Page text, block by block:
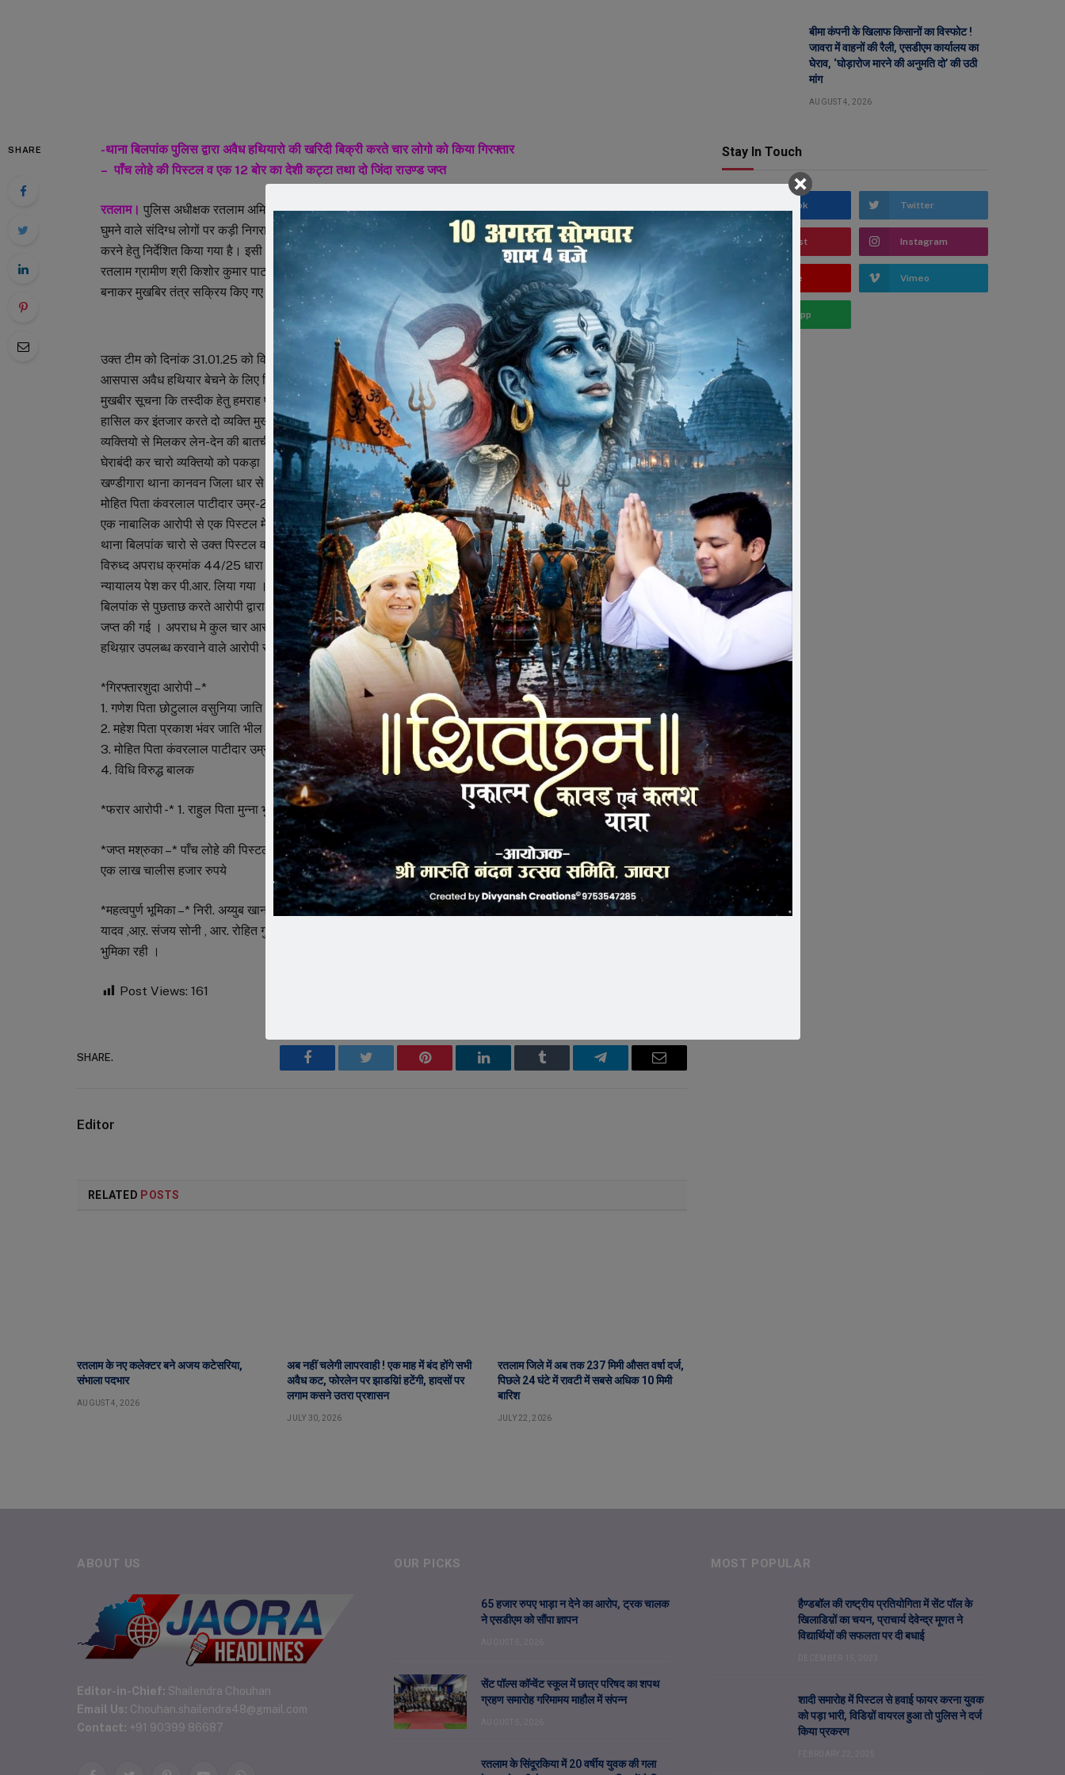
SHARE
-थाना बिलपांक पुलिस द्वारा अवैध हथियारो की खरिदी बिक्री करते चार लोगो को किया गिरफ्तार
– पाँच लोहे की पिस्टल व एक 12 बोर का देशी कट्टा तथा दो जिंदा राउण्ड जप्त
रतलाम। पुलिस अधीक्षक रतलाम अमित कुमार द्वारा जिले के सभी थाना प्रभारियों तथा बीट प्रभारियों को अवैध हथियारो लेकर
घुमने वाले संदिग्ध लोगों पर कड़ी निगरानी रखकर आसूचना प्राप्त करने और उनकी संलिप्तता पाए जानें पर कड़ी वैधानिक कार्यवाही
करने हेतु निर्देशित किया गया है। इसी तारतम्य में अतिरिक्त पुलिस अधीक्षक रतलाम श्री राकेश खाखा एवं अनुविभागीय अधिकारी
रतलाम ग्रामीण श्री किशोर कुमार पाटनवाला के मार्गदर्शन में बिलपांक थाना प्रभारी अय्युब खान के नेतृत्व में थाना बिलपांक की टीम
बनाकर मुखबिर तंत्र सक्रिय किए गए ।
उक्त टीम को दिनांक 31.01.25 को विश्वसनीय मुखबिर द्वारा सुचना मिली की कुछ बाहर के लड़के संदिग्ध होकर टोल नाका के
आसपास अवैध हथियार बेचने के लिए किसी का इंतजार कर रहे है । सुचना विश्वसनीय होने से टीम द्वारा टोल नाके के आसपास
मुखबीर सूचना कि तस्दीक हेतु हमराह फोर्स व पंचानो के मय प्राईवेट वाहन के रवाना होकर राजु का ढाबा पहुंचे । जहां पर छुपाव
हासिल कर इंतजार करते दो व्यक्ति मुखबीर द्वारा बताये हुलिये के पैदल-पैदल चलकर आते दिखे। जो वहां पर पहले से उपस्थित दो
व्यक्तियो से मिलकर लेन-देन की बातचीत कर एक दुसरे को कुछ देते दिखे । जिस पर हमराह फोर्स को टार्च की रोशनी से इशारा कर
घेराबंदी कर चारो व्यक्तियो को पकड़ा । सं तलाशी करते गणेश पिता छोटुलाल वसुनिया जाति भील उम्र-19 साल निवासी ग्राम
खण्डीगारा थाना कानवन जिला धार से एक पिस्टल मेग्जीन लगी हुई, एक देशी कट्टा व जिन्स की दाहिने जेब में दो जिंदा राउण्ड,
मोहित पिता कंवरलाल पाटीदार उम्र-24 साल निवासी ग्राम करवड़ थाना पेटलावद जिला झाबुआ से एक पिस्टल मेग्जीन लगी हुई,
एक नाबालिक आरोपी से एक पिस्टल मेग्जीन लगी हुई व महेश पिता प्रकाश भंवर जाति भील उम्र-18 साल निवासी ग्राम जैतपाड़ा
थाना बिलपांक चारो से उक्त पिस्टल व जिंदा राउण्ड के बारे में लाने ले जाने व रखने के संबंध में लाइसेस नही होने से आरोपीयो के
विरुध्द अपराध क्रमांक 44/25 धारा 25,27 आर्म्स एक्ट का पंजीबध्द कर विवेचना मे लिया गया । आरोपीयो को माननीय
न्यायालय पेश कर पी.आर. लिया गया । आरोपी महेश पिता प्रकाश भंवर जाति भील उम्र-18 साल निवासी ग्राम जैतपाड़ा थाना
बिलपांक से पुछताछ करते आरोपी द्वारा अपने खेत मे गाड़ कर दो पिस्टल रखना बताया जो आरोपी की निशादेही से दो पिस्टल ओर
जप्त की गई । अपराध मे कुल चार आरोपी से 05 पिस्टल व एक बारह बोर का देशी कट्टा तथा दो जिंदा राउण्ड जप्त किये गये है ।
हथिय़ार उपलब्ध करवाने वाले आरोपी राहुल पिता मुन्ना नि.ग्राम छनगारा थाना कानवन जिला धार की तलाश की जा रही है ।
*गिरफ्तारशुदा आरोपी –*
1. गणेश पिता छोटुलाल वसुनिया जाति भील उम्र-19 साल निवासी ग्राम खण्डीगारा जिला धार,
2. महेश पिता प्रकाश भंवर जाति भील उम्र-18 साल निवासी ग्राम जैतपाड़ा थाना बिलपांक
3. मोहित पिता कंवरलाल पाटीदार उम्र-24 साल निवासी ग्राम करवड़ थाना पेटलावद जिला झाबुआ
4. विधि विरुद्ध बालक
*फरार आरोपी -* 1. राहुल पिता मुन्ना भुरिया जाति भील नि.ग्राम छनगारा थाना कानवन जिला धार
*जप्त मश्रुका –* पाँच लोहे की पिस्टल व एक 12 बोर का कट्टा , दो जिंदा राउण्ड जिसके पेदे पर 7.65 लिखा हुआ कुल किमती
एक लाख चालीस हजार रुपये
*महत्वपुर्ण भूमिका –* निरी. अय्युब खान थाना प्रभारी बिलपांक ,उनि मुकेश सस्तिया , प्र.आर. ईश्वरसिह , आर .माखनसिह, आर हेमंत
यादव ,आऱ. संजय सोनी , आर. रोहित गुर्जर सायबर सेल से उ नि राजा तिवारी आर मयंक व्यास, आर विपुल भावसार, की महत्वपुर्ण
भुमिका रही ।
Post Views: 161
SHARE.
Facebook Twitter Pinterest LinkedIn Tumblr Telegram Email
Editor
RELATED POSTS
रतलाम के नए कलेक्टर बने अजय कटेसरिया,
संभाला पदभार
AUGUST 4, 2026
अब नहीं चलेगी लापरवाही ! एक माह में बंद होंगे सभी
अवैध कट, फोरलेन पर झाडय़िां हटेंगी, हादसों पर
लगाम कसने उतरा प्रशासन
JULY 30, 2026
रतलाम जिले में अब तक 237 मिमी औसत वर्षा दर्ज,
पिछले 24 घंटे में रावटी में सबसे अधिक 10 मिमी
बारिश
JULY 22, 2026
बीमा कंपनी के खिलाफ किसानों का विस्फोट !
जावरा में वाहनों की रैली, एसडीएम कार्यालय का
घेराव, ‘घोड़ारोज मारने की अनुमति दो’ की उठी
मांग
AUGUST 4, 2026
Stay In Touch
Facebook Twitter
Pinterest Instagram
YouTube Vimeo
WhatsApp
ABOUT US
Editor-in-Chief: Shailendra Chouhan
Email Us: Chouhan.shailendra48@gmail.com
Contact: +91 90399 86687
OUR PICKS
65 हजार रुपए भाड़ा न देने का आरोप, ट्रक चालक
ने एसडीएम को सौंपा ज्ञापन
सेंट पॉल्स कॉन्वेंट स्कूल में छात्र परिषद का शपथ
ग्रहण समारोह गरिमामय माहौल में संपन्न
रतलाम के सिंदूरकिया में 20 वर्षीय युवक की गला
MOST POPULAR
हैण्डबॉल की राष्ट्रीय प्रतियोगिता में सेंट पॉल के
खिलाडिय़ों का चयन, प्राचार्य देवेन्द्र मूणत ने
विद्यार्थियों की सफलता पर दी बधाई
शादी समारोह में पिस्टल से हवाई फायर करना युवक
को पड़ा भारी, विडिय़ों वायरल हुआ तो पुलिस ने दर्ज
किया प्रकरण